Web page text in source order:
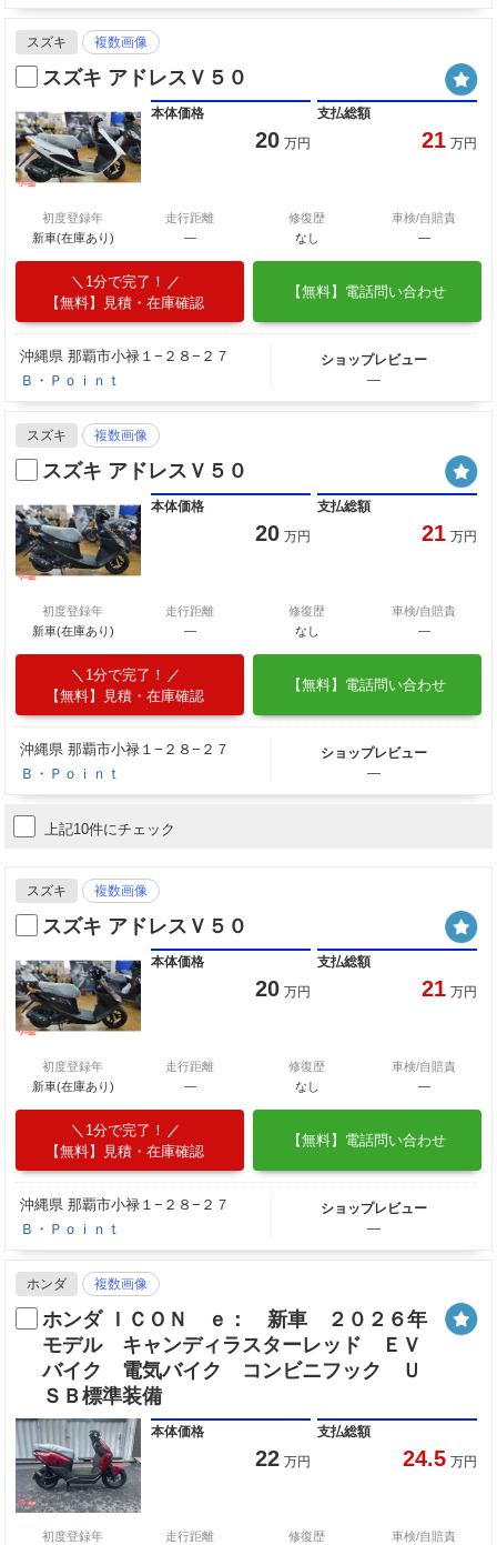
スズキ 複数画像
スズキ アドレスＶ５０
本体価格
20 万円
支払総額
21 万円
初度登録年
新車(在庫あり)
走行距離
―
修復歴
なし
車検/自賠責
―
1分で完了！
【無料】見積・在庫確認
【無料】電話問い合わせ
沖縄県 那覇市小禄１−２８−２７
Ｂ・Ｐｏｉｎｔ
ショップレビュー
―
スズキ 複数画像
スズキ アドレスＶ５０
本体価格
20 万円
支払総額
21 万円
初度登録年
新車(在庫あり)
走行距離
―
修復歴
なし
車検/自賠責
―
1分で完了！
【無料】見積・在庫確認
【無料】電話問い合わせ
沖縄県 那覇市小禄１−２８−２７
Ｂ・Ｐｏｉｎｔ
ショップレビュー
―
上記10件にチェック
スズキ 複数画像
スズキ アドレスＶ５０
本体価格
20 万円
支払総額
21 万円
初度登録年
新車(在庫あり)
走行距離
―
修復歴
なし
車検/自賠責
―
1分で完了！
【無料】見積・在庫確認
【無料】電話問い合わせ
沖縄県 那覇市小禄１−２８−２７
Ｂ・Ｐｏｉｎｔ
ショップレビュー
―
ホンダ 複数画像
ホンダ ＩＣＯＮ ｅ： 新車 ２０２６年
モデル キャンディラスターレッド ＥＶ
バイク 電気バイク コンビニフック Ｕ
ＳＢ標準装備
本体価格
22 万円
支払総額
24.5 万円
初度登録年
走行距離
修復歴
車検/自賠責